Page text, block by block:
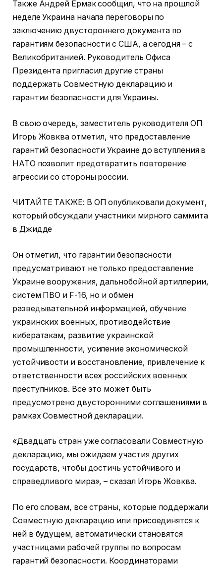
Также Андрей Ермак сообщил, что на прошлой
неделе Украина начала переговоры по
заключению двустороннего документа по
гарантиям безопасности с США, а сегодня – с
Великобританией. Руководитель Офиса
Президента пригласил другие страны
поддержать Совместную декларацию и
гарантии безопасности для Украины.
В свою очередь, заместитель руководителя ОП
Игорь Жовква отметил, что предоставление
гарантий безопасности Украине до вступления в
НАТО позволит предотвратить повторение
агрессии со стороны россии.
ЧИТАЙТЕ ТАКЖЕ: В ОП опубликовали документ,
который обсуждали участники мирного саммита
в Джидде
Он отметил, что гарантии безопасности
предусматривают не только предоставление
Украине вооружения, дальнобойной артиллерии,
систем ПВО и F-16, но и обмен
разведывательной информацией, обучение
украинских военных, противодействие
кибератакам, развитие украинской
промышленности, усиление экономической
устойчивости и восстановление, привлечение к
ответственности всех российских военных
преступников. Все это может быть
предусмотрено двусторонними соглашениями в
рамках Совместной декларации.
«Двадцать стран уже согласовали Совместную
декларацию, мы ожидаем участия других
государств, чтобы достичь устойчивого и
справедливого мира», – сказал Игорь Жовква.
По его словам, все страны, которые поддержали
Совместную декларацию или присоединятся к
ней в будущем, автоматически становятся
участницами рабочей группы по вопросам
гарантий безопасности. Координаторами